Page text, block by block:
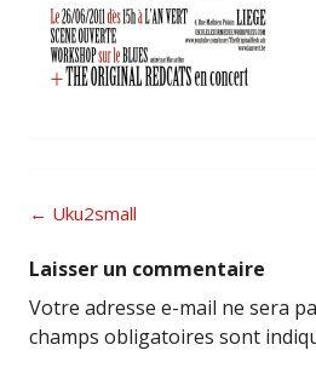
Post
← Uku2small
Laisser un commentaire
Votre adresse e-mail ne sera
champs obligatoires sont